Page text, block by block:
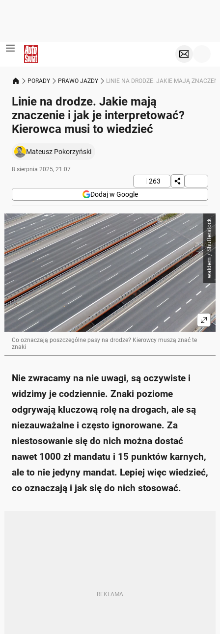
PORADY PRAWO JAZDY LINIE NA DRODZE. JAKIE MAJĄ
Linie na drodze. Jakie mają
znaczenie i jak je interpretować?
Kierowca musi to wiedzieć
Mateusz Pokorzyński
8 sierpnia 2025, 21:07
263
Dodaj w Google
waldem / Shutterstock
Co oznaczają poszczególne pasy na drodze? Kierowcy muszą znać te
znaki
Nie zwracamy na nie uwagi, są oczywiste i
widzimy je codziennie. Znaki poziome
odgrywają kluczową rolę na drogach, ale są
niezauważalne i często ignorowane. Za
niestosowanie się do nich można dostać
nawet 1000 zł mandatu i 15 punktów karnych,
ale to nie jedyny mandat. Lepiej więc wiedzieć,
co oznaczają i jak się do nich stosować.